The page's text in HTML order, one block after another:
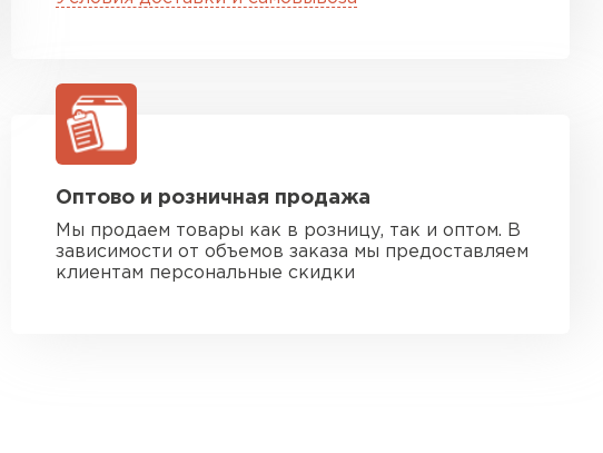
Оптово и розничная продажа
Мы продаем товары как в розницу, так и оптом. В
зависимости от объемов заказа мы предоставляем
клиентам персональные скидки